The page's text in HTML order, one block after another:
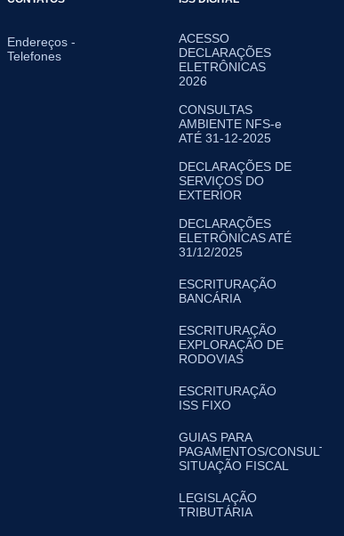
Endereços -
Telefones
ACESSO
DECLARAÇÕES
ELETRÔNICAS
2026
CONSULTAS
AMBIENTE NFS-e
ATÉ 31-12-2025
DECLARAÇÕES DE
SERVIÇOS DO
EXTERIOR
DECLARAÇÕES
ELETRÔNICAS ATÉ
31/12/2025
ESCRITURAÇÃO
BANCÁRIA
ESCRITURAÇÃO
EXPLORAÇÃO DE
RODOVIAS
ESCRITURAÇÃO
ISS FIXO
GUIAS PARA
PAGAMENTOS/CONSULTA
SITUAÇÃO FISCAL
LEGISLAÇÃO
TRIBUTÁRIA